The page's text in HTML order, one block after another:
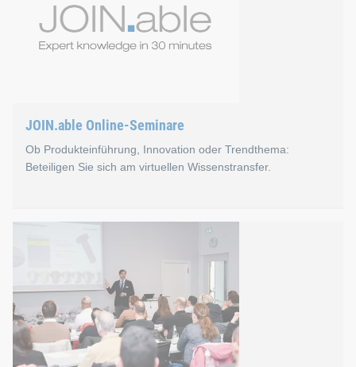
JOIN.able Online-Seminare
Ob Produkteinführung, Innovation oder Trendthema:
Beteiligen Sie sich am virtuellen Wissenstransfer.
JOIN.able Online-
Wissensvermittlung und Fachaustausch funktionieren
Im ersten Jahr kamen an insgesamt 25